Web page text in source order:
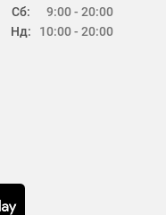
Сб:
Нд:
9:00 - 20:00
10:00 - 20:00